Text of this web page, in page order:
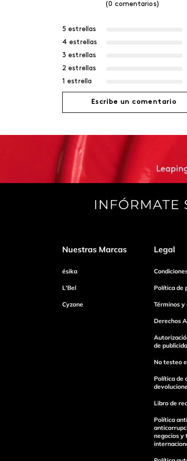
(0 comentarios)
5 estrellas
4 estrellas
3 estrellas
2 estrellas
1 estrella
Escribe un comentario
Agregar comentario
Título
Escribe un comentario
Enviar Comentario
Nuestras Marcas
ésika
L'Bel
Cyzone
Legal
Política de
Términos y
Derechos
de
No testeo
Política de
Libro de
Política
negocios y